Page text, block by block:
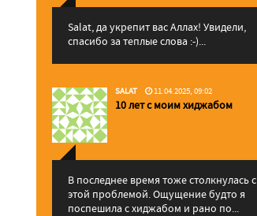
Salat, да укрепит вас Аллаx! Увидели,
спасибо за теплые слова :-)...
SALAT 11.04.2025, 09:02
10 лет с моим хиджабом
В последнее время тоже столкнулась с
этой проблемой. Ощущение будто я
поспешила с хиджабом и рано по...